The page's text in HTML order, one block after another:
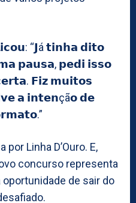
“𝗝á 𝘁𝗶𝗻𝗵𝗮 𝗱𝗶𝘁𝗼
𝗽𝗮𝘂𝘀𝗮, 𝗽𝗲𝗱𝗶 𝗶𝘀𝘀𝗼
𝗙𝗶𝘇 𝗺𝘂𝗶𝘁𝗼𝘀
𝗮 𝗶𝗻𝘁𝗲𝗻çã𝗼 𝗱𝗲
por Linha D’Ouro. E,
concurso representa
de sair do